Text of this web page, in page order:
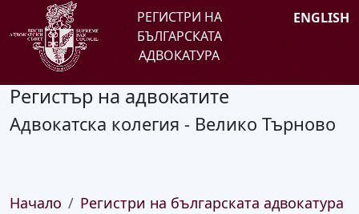
РЕГИСТРИ НА
БЪЛГАРСКАТА
АДВОКАТУРА
ENGLISH
Регистър на адвокатите
Адвокатска колегия - Велико Търново
Начало
Регистри на българската адвокатура